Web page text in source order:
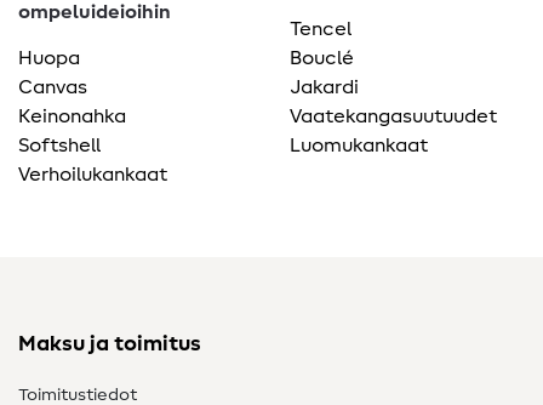
ompeluideioihin
Huopa
Canvas
Keinonahka
Softshell
Verhoilukankaat
Tencel
Bouclé
Jakardi
Vaatekangasuutuudet
Luomukankaat
Maksu ja toimitus
Toimitustiedot